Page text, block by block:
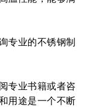
专业的不锈钢制
专业书籍或者咨
用途是一个不断